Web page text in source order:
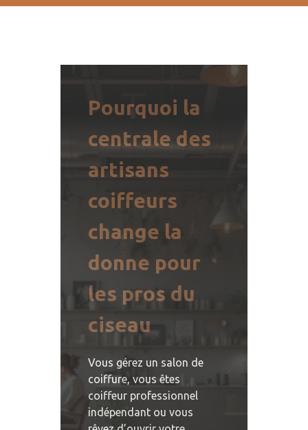
Pourquoi la
centrale des
artisans
coiffeurs
change la
donne pour
les pros du
ciseau
Vous gérez un salon de
coiffure, vous êtes
coiffeur professionnel
indépendant ou vous